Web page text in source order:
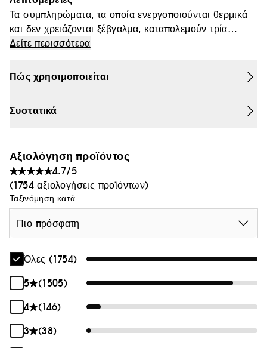
Θαμπάδα
Τα συμπληρώματα, τα οποία ενεργοποιούνται θερμικά
και δεν χρειάζονται ξέβγαλμα, καταπολεμούν τρία
σημαντικά προβλήματα που προκαλούνται από τη
χρωστική επεξεργασία.
Το Kale Cocktail μειώνει το σπάσιμο κατά 50% με μία
Το πρόβλημα: Οι χημικές ουσίες των χρωμάτων για τα
εύθραυστες και επιρρεπείς σε εύκολο σπάσιμο.
Δείτε περισσότερα
Πώς χρησιμοποιείται
Συστατικά
Αξιολόγηση προϊόντος
4.7/5
(1754 αξιολογήσεις προϊόντων)
Ταξινόμηση κατά
Πιο πρόσφατη
Όλες (1754)
5
(1505)
4
(146)
3
(38)